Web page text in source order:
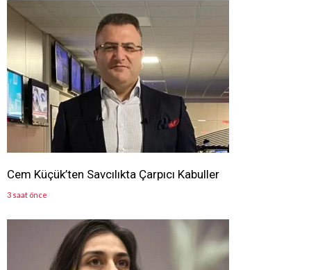
Cem Küçük’ten Savcılıkta Çarpıcı Kabuller
3 saat önce